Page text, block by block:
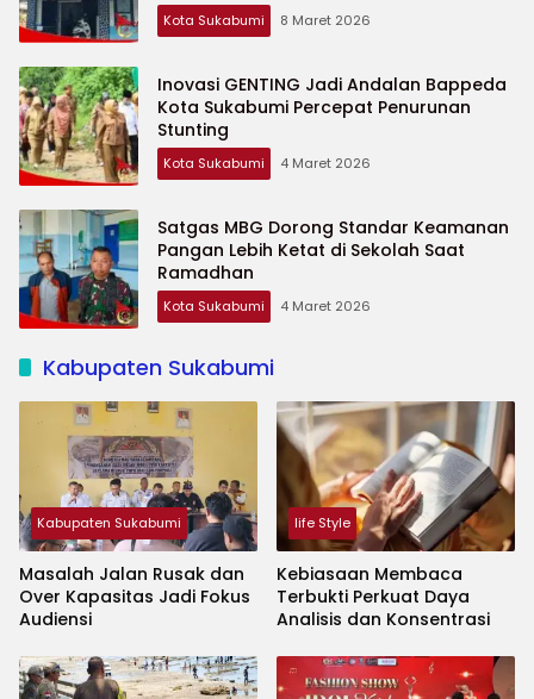
Kota Sukabumi 8 Maret 2026
Inovasi GENTING Jadi Andalan Bappeda
Kota Sukabumi Percepat Penurunan
Stunting
Kota Sukabumi 4 Maret 2026
Satgas MBG Dorong Standar Keamanan
Pangan Lebih Ketat di Sekolah Saat
Ramadhan
Kota Sukabumi 4 Maret 2026
Kabupaten Sukabumi
Kabupaten Sukabumi
Masalah Jalan Rusak dan
Over Kapasitas Jadi Fokus
Audiensi
life Style
Kebiasaan Membaca
Terbukti Perkuat Daya
Analisis dan Konsentrasi